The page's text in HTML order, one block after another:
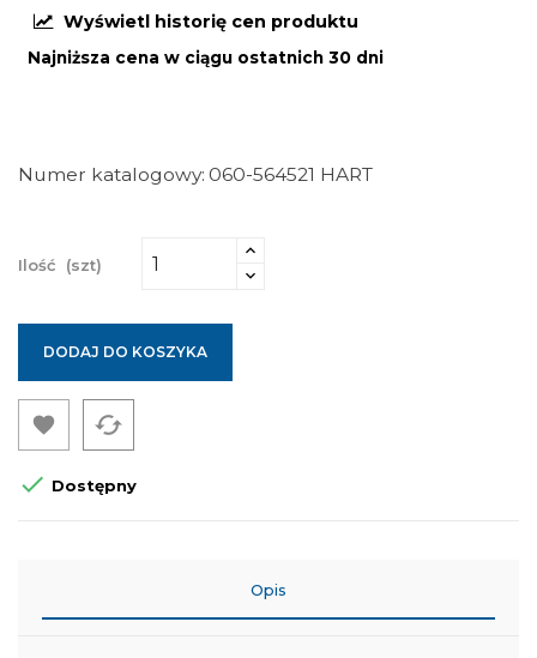
Wyświetl historię cen produktu
Najniższa cena w ciągu ostatnich 30 dni
Numer katalogowy 060-564521 HART
Ilość (szt)
DODAJ DO KOSZYKA
 cached
 Dostępny
Opis